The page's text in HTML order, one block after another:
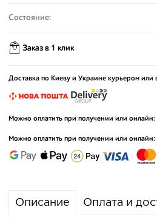
Состояние:
Заказ в 1 клик
Доставка по Киеву и Украине курьером или
Можно оплатить при получении или онлайн:
Можно оплатить при получении или онлайн:
Описание Оплата и